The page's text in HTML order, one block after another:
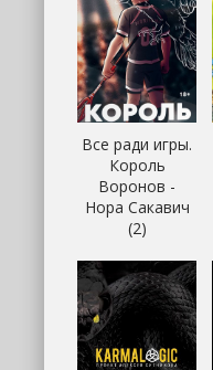
Все ради игры.
Король
Воронов -
Нора Сакавич
(2)